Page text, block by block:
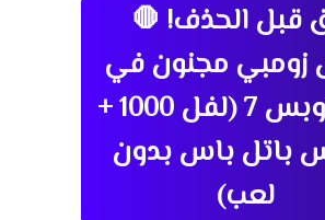
قبل الحذف! 🛑
زومبي مجنون في
بلاك اوبس 7 (لفل 1000 +
باتل باس بدون
لعب)